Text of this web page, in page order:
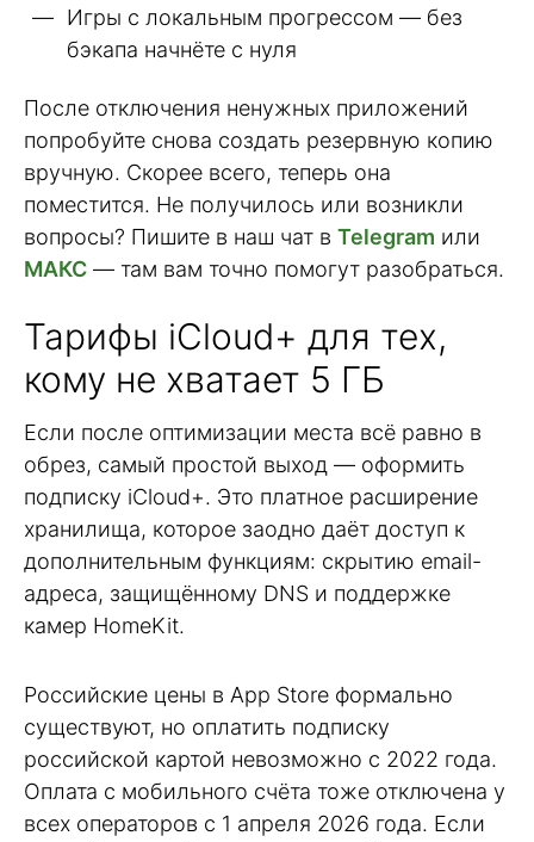
Игры с локальным прогрессом — без
бэкапа начнёте с нуля
После отключения ненужных приложений
попробуйте снова создать резервную копию
вручную. Скорее всего, теперь она
поместится. Не получилось или возникли
вопросы? Пишите в наш чат в Telegram или
МАКС — там вам точно помогут разобраться.
Тарифы iCloud+ для тех,
кому не хватает 5 ГБ
Если после оптимизации места всё равно в
обрез, самый простой выход — оформить
подписку iCloud+. Это платное расширение
хранилища, которое заодно даёт доступ к
дополнительным функциям: скрытию email-
адреса, защищённому DNS и поддержке
камер HomeKit.
Российские цены в App Store формально
существуют, но оплатить подписку
российской картой невозможно с 2022 года.
Оплата с мобильного счёта тоже отключена у
всех операторов с 1 апреля 2026 года. Если